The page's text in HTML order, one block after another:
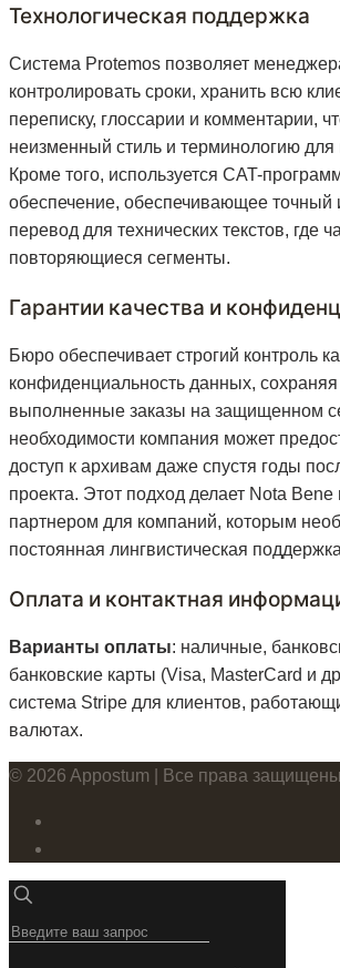
Технологическая поддержка
Система Protemos позволяет
контролировать сроки, хранить всю
переписку, глоссарии и комментарии,
неизменный стиль и терминологию для
Кроме того, используется CAT-
обеспечение, обеспечивающее точный
перевод для технических текстов, где
повторяющиеся сегменты.
Гарантии качества и
Бюро обеспечивает строгий контроль
конфиденциальность данных,
выполненные заказы на защищенном
необходимости компания может
доступ к архивам даже спустя годы
проекта. Этот подход делает Nota
партнером для компаний, которым
постоянная лингвистическая
Оплата и контактная
Варианты оплаты: наличные,
банковские карты (Visa, MasterCard и
система Stripe для клиентов,
валютах.
© 2026 Appostum | Все права защищены